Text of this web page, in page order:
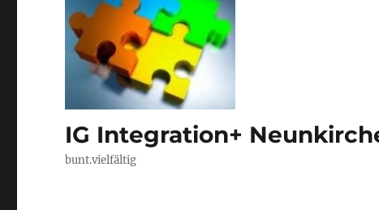
IG Integration+
bunt.vielfältig